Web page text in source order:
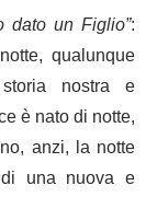
un Figlio”:
qualunque
nostra e
è nato di notte,
anzi, la notte
una nuova e